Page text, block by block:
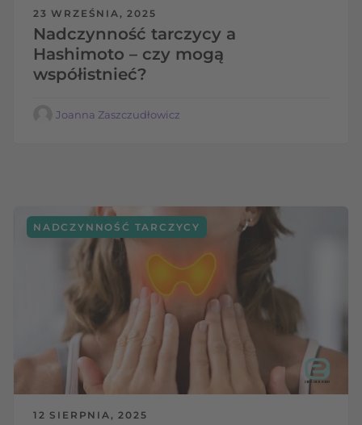
23 WRZEŚNIA, 2025
Nadczynność tarczycy a
Hashimoto – czy mogą
współistnieć?
Joanna Zaszczudłowicz
12 SIERPNIA, 2025
NADCZYNNOŚĆ TARCZYCY